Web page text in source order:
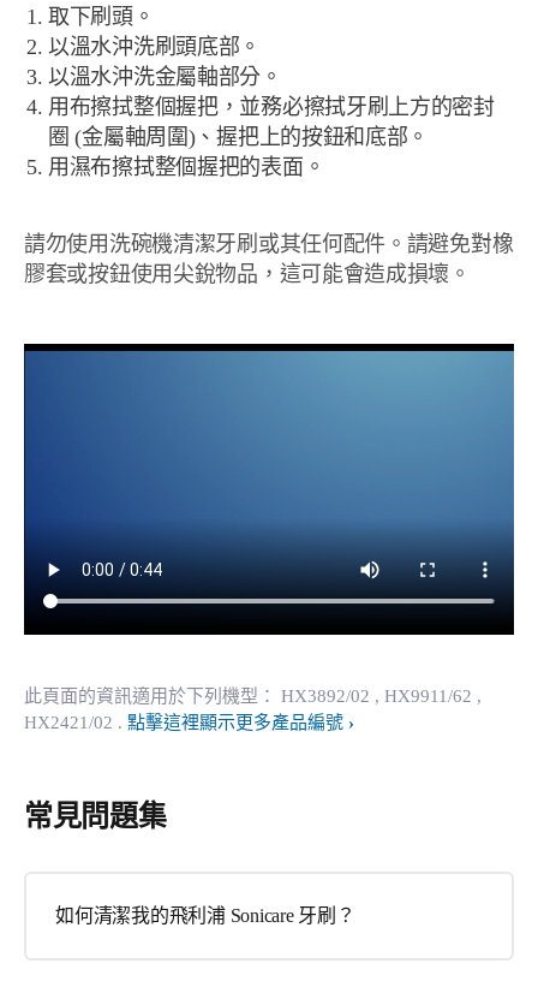
取下刷頭。
以溫水沖洗刷頭底部。
以溫水沖洗金屬軸部分。
用布擦拭整個握把，並務必擦拭牙刷上方的密封
圈 (金屬軸周圍)、握把上的按鈕和底部。
用濕布擦拭整個握把的表面。
請勿使用洗碗機清潔牙刷或其任何配件。請避免對橡
膠套或按鈕使用尖銳物品，這可能會造成損壞。
此頁面的資訊適用於下列機型： HX3892/02 , HX9911/62 ,
HX2421/02 . 點擊這裡顯示更多產品編號
常見問題集
如何清潔我的飛利浦 Sonicare 牙刷？